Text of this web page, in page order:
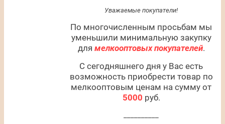
Уважаемые покупатели!
По многочисленным просьбам мы
уменьшили минимальную закупку
для мелкооптовых покупателей.
С сегодняшнего дня у Вас есть
возможность приобрести товар по
мелкооптовым ценам на сумму от
5000 руб.